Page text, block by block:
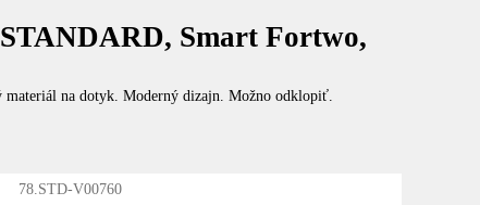
Smart Fortwo,
na dotyk. Moderný dizajn. Možno odklopiť.
78.STD-V00760